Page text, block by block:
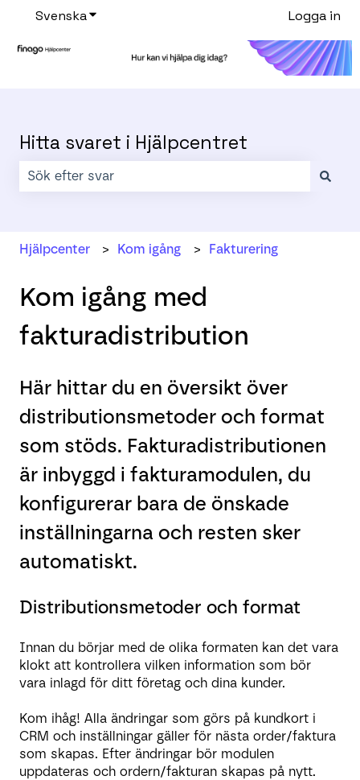
SvenskaVisa undermenyer för översättningarLogga in
Hitta svaret i Hjälpcentret
Hjälpcenter Kom igång Fakturering
Kom igång med
fakturadistribution
Här hittar du en översikt över
distributionsmetoder och format
som stöds. Fakturadistributionen
är inbyggd i fakturamodulen, du
konfigurerar bara de önskade
inställningarna och resten sker
automatiskt.
Distributionsmetoder och format
Innan du börjar med de olika formaten kan det vara
klokt att kontrollera vilken information som bör
vara inlagd för ditt företag och dina kunder.
Kom ihåg! Alla ändringar som görs på kundkort i
CRM och inställningar gäller för nästa order/faktura
som skapas. Efter ändringar bör modulen
uppdateras och ordern/fakturan skapas på nytt.